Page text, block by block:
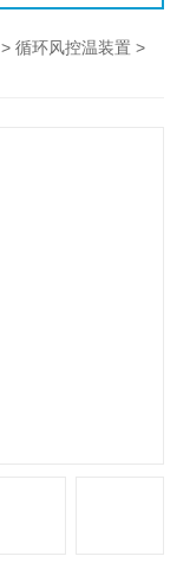
>循环风控温装置 >